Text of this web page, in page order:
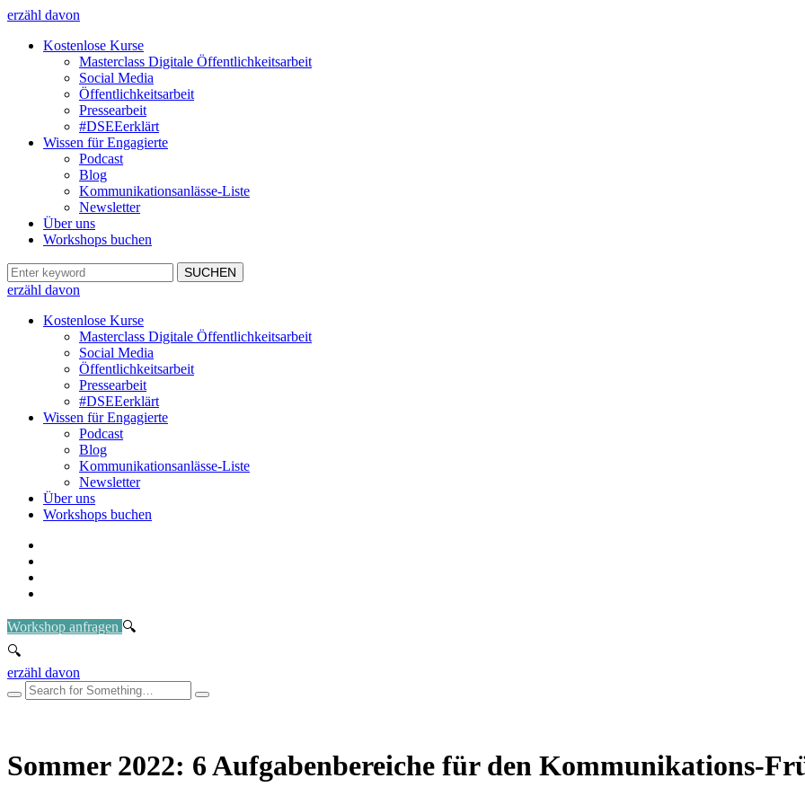
erzähl davon
Kostenlose Kurse
Masterclass Digitale Öffentlichkeitsarbeit
Social Media
Öffentlichkeitsarbeit
Pressearbeit
#DSEEerklärt
Wissen für Engagierte
Podcast
Blog
Kommunikationsanlässe-Liste
Newsletter
Über uns
Workshops buchen
erzähl davon
Kostenlose Kurse
Masterclass Digitale Öffentlichkeitsarbeit
Social Media
Öffentlichkeitsarbeit
Pressearbeit
#DSEEerklärt
Wissen für Engagierte
Podcast
Blog
Kommunikationsanlässe-Liste
Newsletter
Über uns
Workshops buchen
Workshop anfragen
erzähl davon
Sommer 2022: 6 Aufgabenbereiche für den Kommunikations-